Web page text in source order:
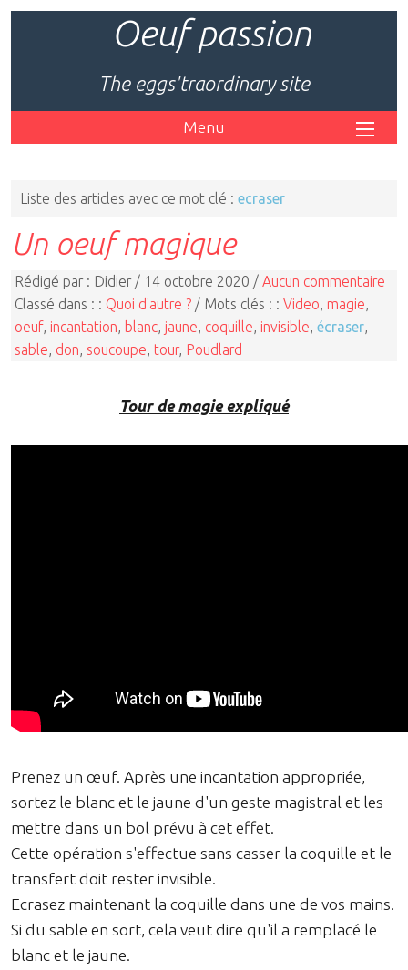
Oeuf passion
The eggs'traordinary site
Menu
Liste des articles avec ce mot clé : ecraser
Un oeuf magique
Rédigé par : Didier / 14 octobre 2020 / Aucun commentaire
Classé dans : : Quoi d'autre ? / Mots clés : : Video magie
oeuf, incantation blanc jaune coquille invisible écraser
sable don soucoupe tour, Poudlard
Tour de magie expliqué
Prenez un œuf. Après une incantation appropriée,
sortez le blanc et le jaune d'un geste magistral et les
mettre dans un bol prévu à cet effet.
Cette opération s'effectue sans casser la coquille et le
transfert doit rester invisible.
Ecrasez maintenant la coquille dans une de vos mains.
Si du sable en sort, cela veut dire qu'il a remplacé le
blanc et le jaune.